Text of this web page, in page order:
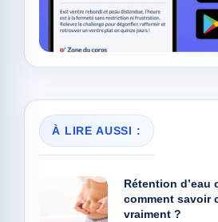
À LIRE AUSSI :
Rétention d’eau
comment savoir
vraiment ?